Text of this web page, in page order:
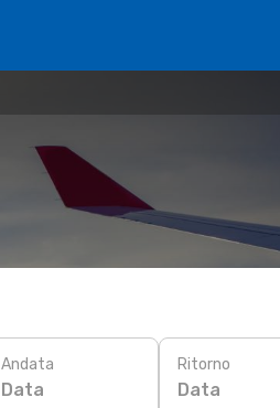
Andata
Data
Ritorno
Data